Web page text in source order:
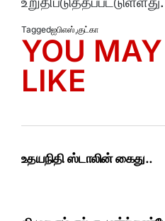
Taggedஐபிஎஸ் குட்கா
YOU
LIKE
உதயநிதி ஸ்டாலின் கைது..